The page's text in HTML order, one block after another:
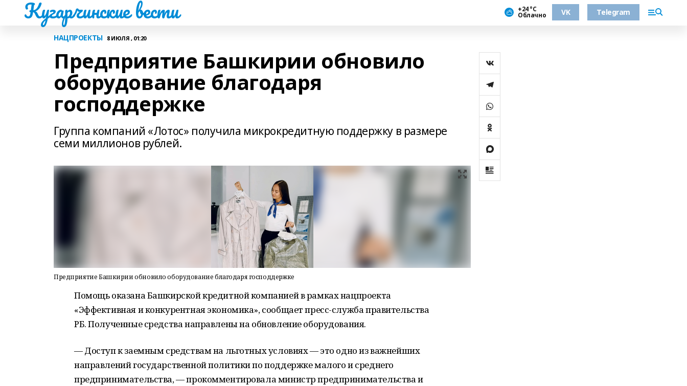
Кугарчинские вести +24 °С
Облачно VK Telegram
НАЦПРОЕКТЫ 8 ИЮЛЯ , 01:20
Предприятие Башкирии обновило
оборудование благодаря
господдержке
Группа компаний «Лотос» получила микрокредитную поддержку в размере
семи миллионов рублей.
Предприятие Башкирии обновило оборудование благодаря господдержке
Помощь оказана Башкирской кредитной компанией в рамках нацпроекта
«Эффективная и конкурентная экономика», сообщает пресс-служба правительства
РБ. Полученные средства направлены на обновление оборудования.
— Доступ к заемным средствам на льготных условиях — это одно из важнейших
направлений государственной политики по поддержке малого и среднего
предпринимательства, — прокомментировала министр предпринимательства и